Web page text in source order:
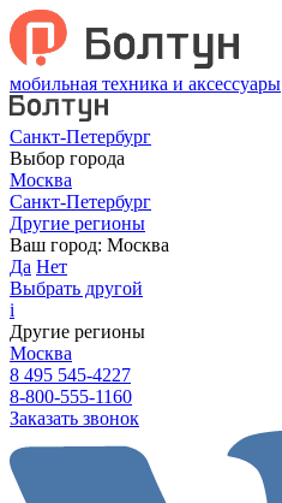
мобильная техника и аксессуары
Санкт-Петербург
Выбор города
Москва
Санкт-Петербург
Другие регионы
Ваш город: Москва
Да Нет
Выбрать другой
i
Другие регионы
Москва
8 495 545-4227
8-800-555-1160
Заказать звонок